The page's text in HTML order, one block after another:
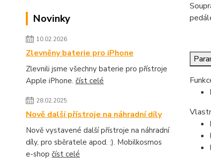
Novinky
10.02.2026
Zlevněny baterie pro iPhone
Zlevnili jsme všechny baterie pro přístroje
Apple iPhone. číst celé
28.02.2025
Nově další přístroje na náhradní díly
Nově vystavené další přístroje na náhradní
díly, pro sběratele apod. :). Mobilkosmos
e-shop číst celé